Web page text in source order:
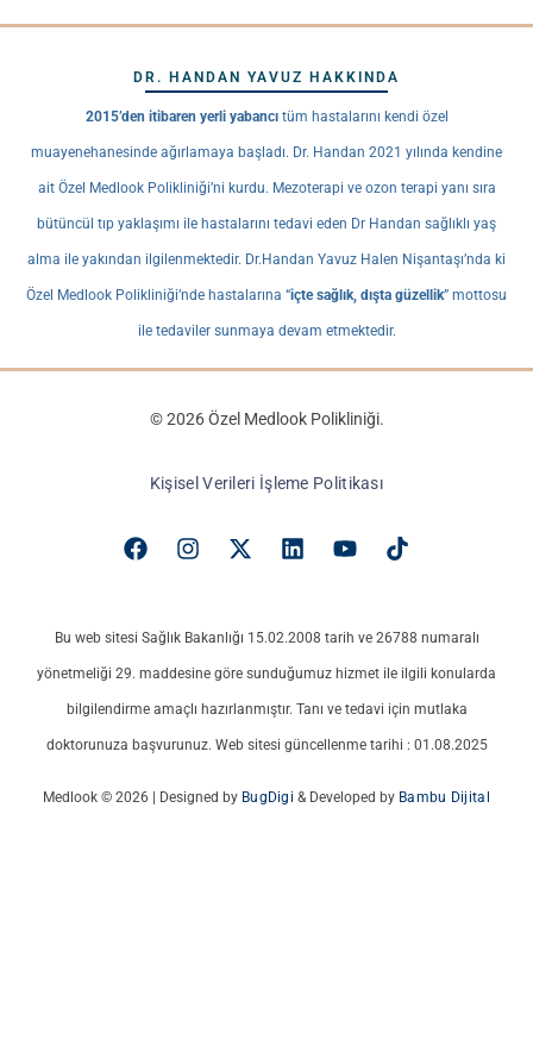
DR. HANDAN YAVUZ HAKKINDA
2015’den itibaren yerli yabancıtüm hastalarını kendi özel
muayenehanesinde ağırlamaya başladı. Dr. Handan 2021 yılında kendine
ait Özel Medlook Polikliniği’ni kurdu. Mezoterapi ve ozon terapi yanı sıra
bütüncül tıp yaklaşımı ile hastalarını tedavi eden Dr Handan sağlıklı yaş
alma ile yakından ilgilenmektedir. Dr.Handan Yavuz Halen Nişantaşı’nda ki
Özel Medlook Polikliniği’nde hastalarına “içte sağlık, dışta güzellik” mottosu
ile tedaviler sunmaya devam etmektedir.
© 2026 Özel Medlook Polikliniği.
Kişisel Verileri İşleme Politikası
Bu web sitesi Sağlık Bakanlığı 15.02.2008 tarih ve 26788 numaralı
yönetmeliği 29. maddesine göre sunduğumuz hizmet ile ilgili konularda
bilgilendirme amaçlı hazırlanmıştır. Tanı ve tedavi için mutlaka
doktorunuza başvurunuz. Web sitesi güncellenme tarihi : 01.08.2025
Medlook © 2026 | Designed by BugDigi & Developed by Bambu Dijital